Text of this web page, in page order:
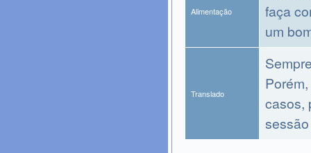
Alimentação
faça
um
Translado
casos,
sessão